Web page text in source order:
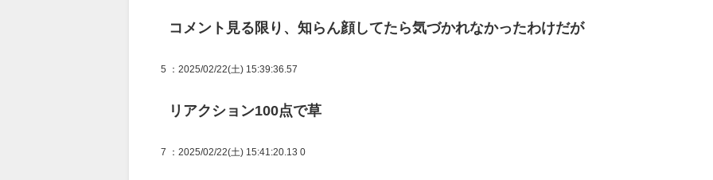
コメント見る限り、知らん顔してたら気づかれなかったわけだが
5 ：2025/02/22(土) 15:39:36.57
リアクション100点で草
7 ：2025/02/22(土) 15:41:20.13 0